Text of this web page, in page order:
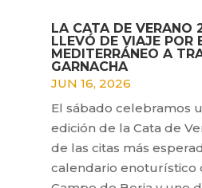
LA CATA DE VERANO
LLEVÓ DE VIAJE POR
MEDITERRÁNEO A
GARNACHA
JUN 16, 2026
El sábado celebramos
edición de la Cata de
de las citas más
calendario enoturístico